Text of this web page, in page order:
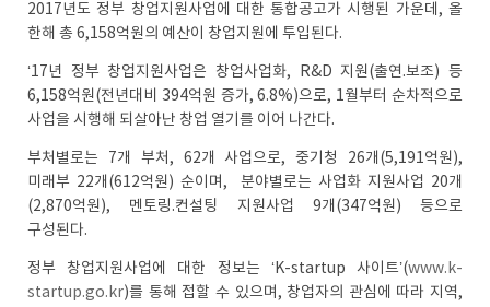
2017년도 정부 창업지원사업에 대한 통합공고가 시행된 가운데, 올
한해 총 6,158억원의 예산이 창업지원에 투입된다.
‘17년 정부 창업지원사업은 창업사업화, R&D 지원(출연.보조) 등
6,158억원(전년대비 394억원 증가, 6.8%)으로, 1월부터 순차적으로
사업을 시행해 되살아난 창업 열기를 이어 나간다.
부처별로는 7개 부처, 62개 사업으로, 중기청 26개(5,191억원),
미래부 22개(612억원) 순이며, 분야별로는 사업화 지원사업 20개
(2,870억원), 멘토링.컨설팅 지원사업 9개(347억원) 등으로
구성된다.
정부 창업지원사업에 대한 정보는 ‘K-startup 사이트’(www.k-
startup.go.kr)를 통해 접할 수 있으며, 창업자의 관심에 따라 지역,